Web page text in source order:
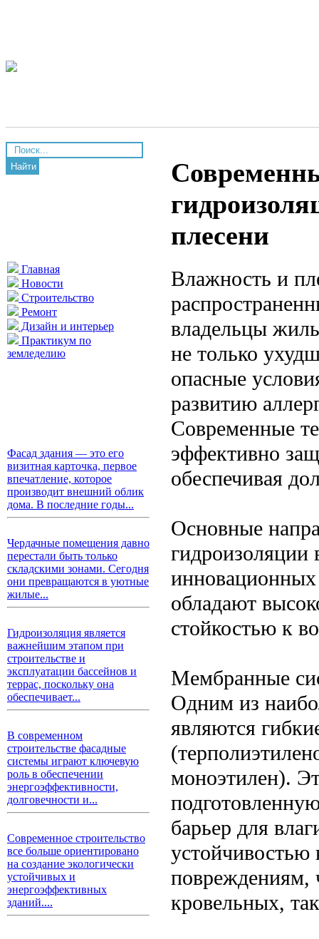
Найти
Главная
Новости
Строительство
Ремонт
Дизайн и интерьер
Практикум по
земледелию
Фасад здания — это его
визитная карточка, первое
впечатление, которое
производит внешний облик
дома. В последние годы...
Чердачные помещения давно
перестали быть только
складскими зонами. Сегодня
они превращаются в уютные
жилые...
Гидроизоляция является
важнейшим этапом при
строительстве и
эксплуатации бассейнов и
террас, поскольку она
обеспечивает...
В современном
строительстве фасадные
системы играют ключевую
роль в обеспечении
энергоэффективности,
долговечности и...
Современное строительство
все больше ориентировано
на создание экологически
устойчивых и
энергоэффективных
зданий....
плесени
Влажность и
владельцы
не только
опасные
развитию
Современные
эффективно
обеспечивая
Основные
гидроизоляции
инновационных
обладают
стойкостью к
Мембранные
Одним из
являются
моноэтилен).
барьер для
устойчивостью
повреждениям,
кровельных,